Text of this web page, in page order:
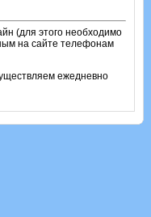
(для этого необходимо
на сайте телефонам
ежедневно